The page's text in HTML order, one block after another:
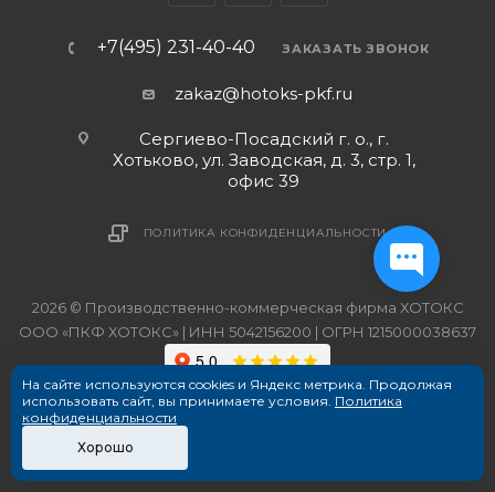
+7(495) 231-40-40 ЗАКАЗАТЬ ЗВОНОК
zakaz@hotoks-pkf.ru
Сергиево-Посадский г. о., г.
Хотьково, ул. Заводская, д. 3, стр. 1,
офис 39
ПОЛИТИКА КОНФИДЕНЦИАЛЬНОСТИ
2026 © Производственно-коммерческая фирма ХОТОКС
ООО «ПКФ ХОТОКС» | ИНН 5042156200 | ОГРН 1215000038637
На сайте используются cookies и Яндекс метрика. Продолжая
использовать сайт, вы принимаете условия. Политика
конфиденциальности
Хорошо